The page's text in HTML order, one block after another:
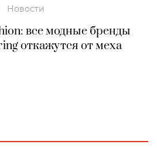
Новости
все модные бренды
откажутся от меха